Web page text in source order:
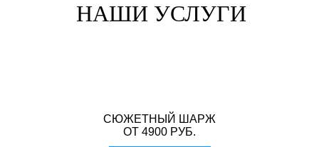
НАШИ УСЛУГИ
СЮЖЕТНЫЙ ШАРЖ
ОТ 4900 РУБ.